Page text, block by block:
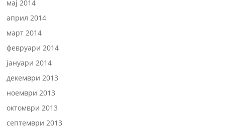
мај 2014
април 2014
март 2014
февруари 2014
јануари 2014
декември 2013
ноември 2013
октомври 2013
септември 2013